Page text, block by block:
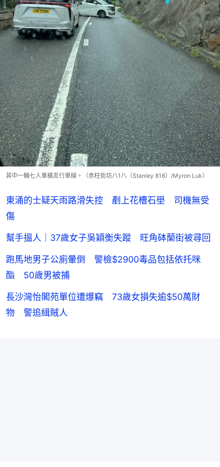
其中一輛七人車橫亙行車線。（赤柱街坊八1八（Stanley 818）/Myron Luk）
東涌的士疑天雨路滑失控 剷上花槽石壆 司機無受
傷
幫手搵人｜37歲女子吳穎衡失蹤 旺角砵蘭街被尋回
跑馬地男子公廁暈倒 警檢$2900毒品包括依托咪
酯 50歲男被捕
長沙灣怡閣苑單位遭爆竊 73歲女損失逾$50萬財
物 警追緝賊人